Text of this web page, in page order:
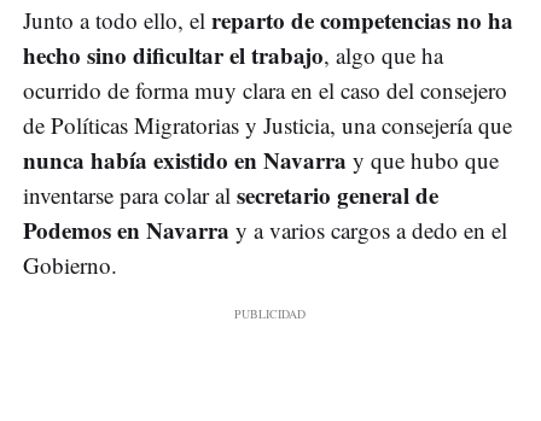
Junto a todo ello, el reparto de competencias no ha
hecho sino dificultar el trabajo, algo que ha
ocurrido de forma muy clara en el caso del consejero
de Políticas Migratorias y Justicia, una consejería que
nunca había existido en Navarra y que hubo que
inventarse para colar al secretario general de
Podemos en Navarra y a varios cargos a dedo en el
Gobierno.